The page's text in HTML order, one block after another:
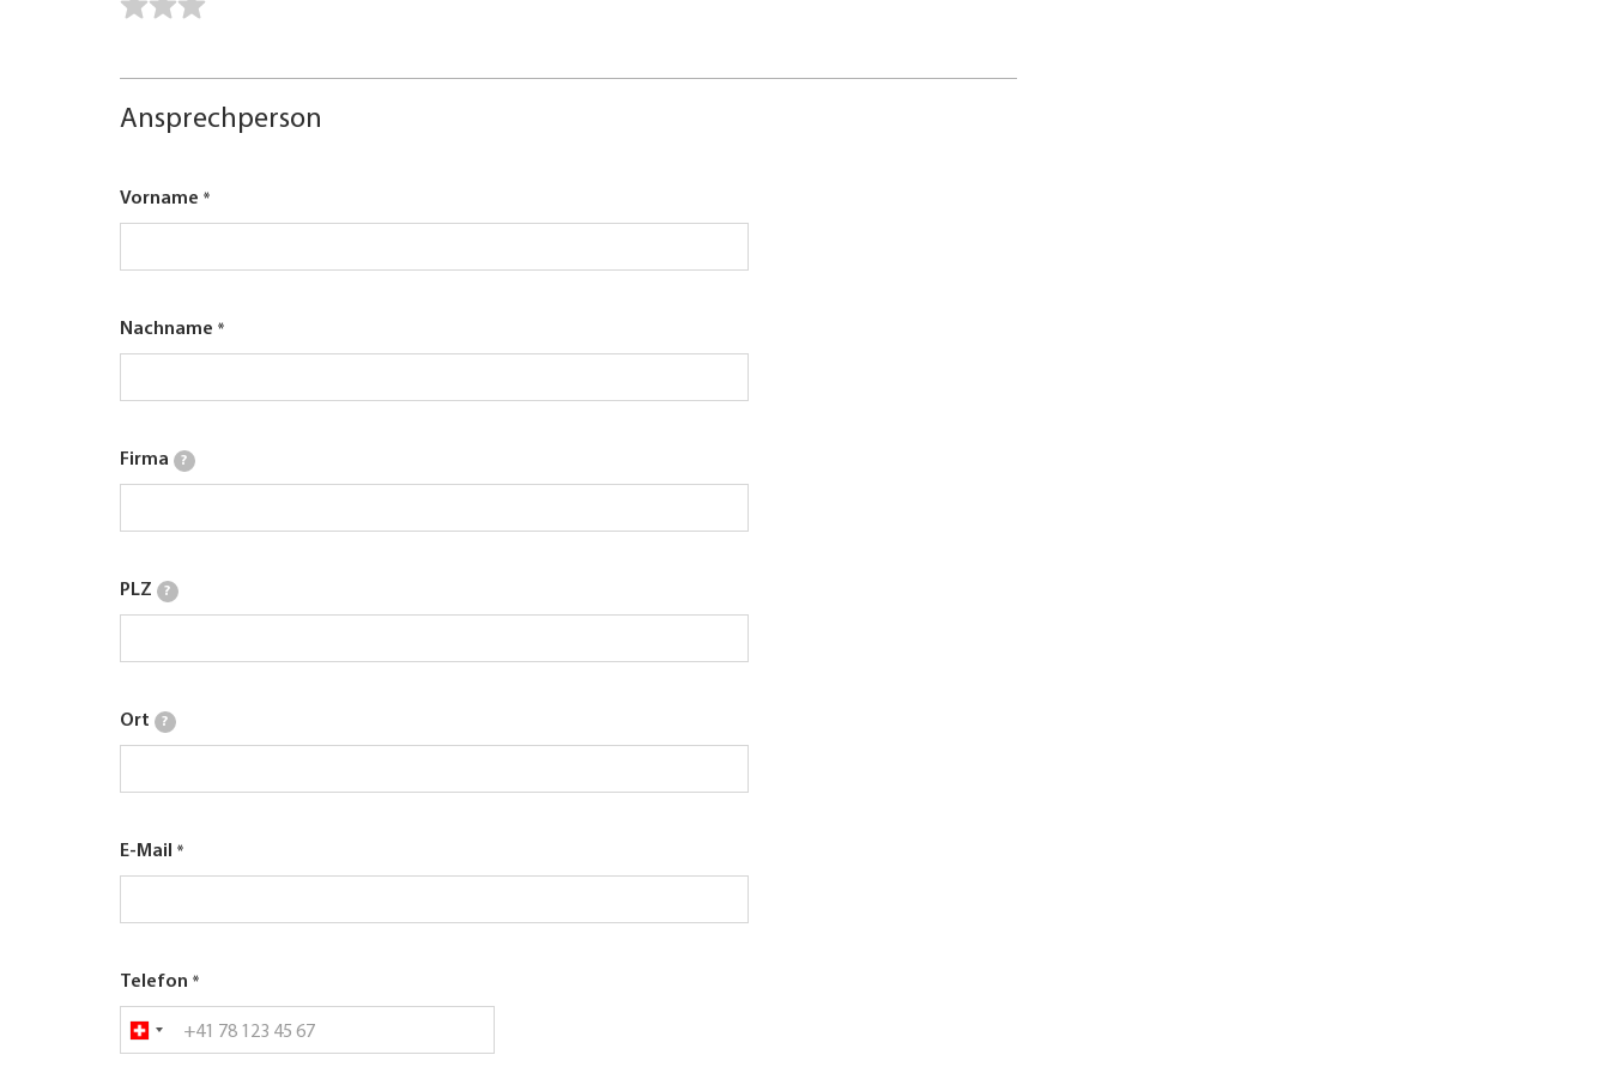
Ansprechperson
Vorname
Nachname
Firma ?
PLZ ?
Ort ?
E-Mail
Telefon